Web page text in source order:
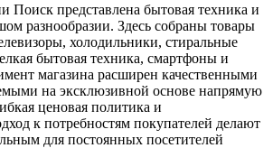
Поиск представлена бытовая техника и
разнообразии. Здесь собраны товары
холодильники, стиральные
бытовая техника, смартфоны и
магазина расширен качественными
на эксклюзивной основе напрямую
ценовая политика и
к потребностям покупателей делают
для постоянных посетителей